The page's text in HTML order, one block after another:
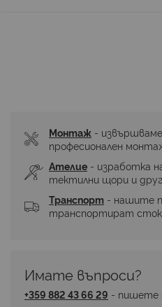
Монтаж -
професионален
Ателие - изработка
тектилни щори и
Транспорт - нашите
транспортират
Имате въпроси?
+359 882 43 66 29 - пишете